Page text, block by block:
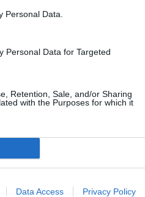
Personal Data.
Personal Data for Targeted
Retention, Sale, and/or Sharing
with the Purposes for which it
Data Access Privacy Policy